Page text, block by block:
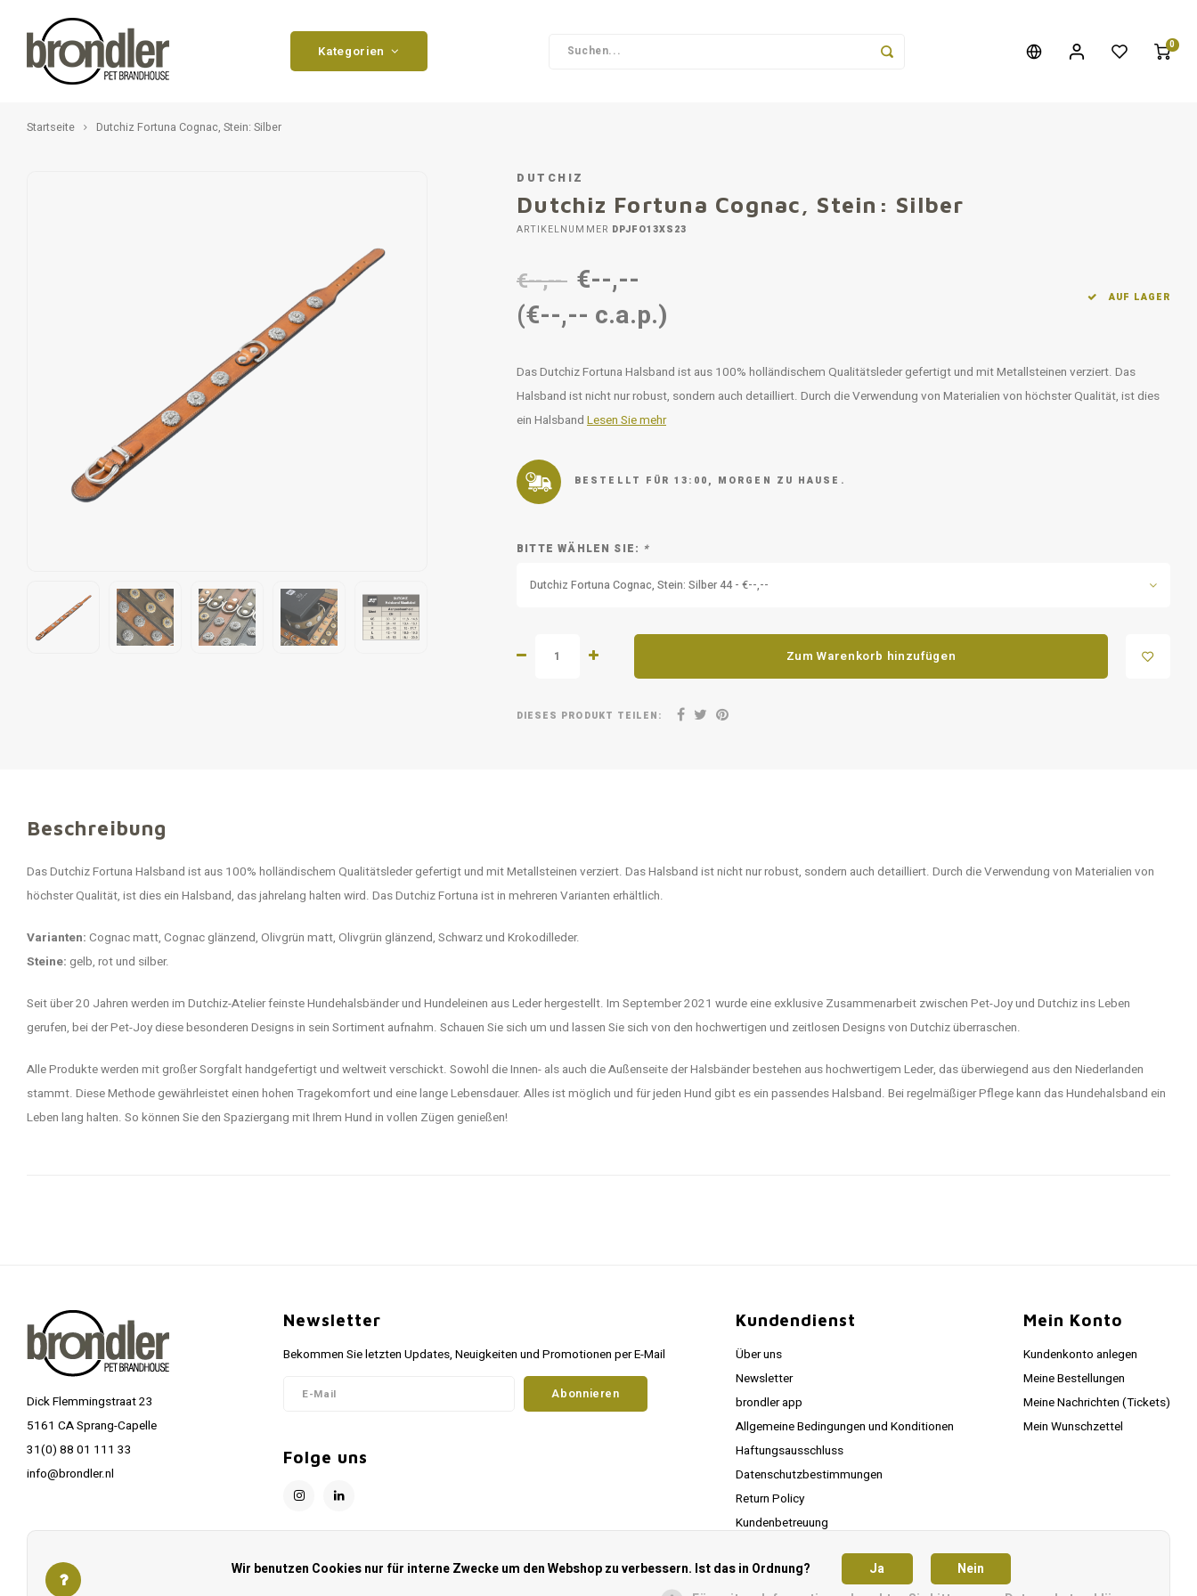
Kategorien 0
Startseite Dutchiz Fortuna Cognac, Stein: Silber
DUTCHIZ
Dutchiz Fortuna Cognac, Stein: Silber
ARTIKELNUMMER DPJFO13XS23
€--,-- €--,--
(€--,-- c.a.p.)
AUF LAGER
Das Dutchiz Fortuna Halsband ist aus 100% holländischem Qualitätsleder gefertigt und mit Metallsteinen verziert. Das
Halsband ist nicht nur robust, sondern auch detailliert. Durch die Verwendung von Materialien von höchster Qualität, ist dies
ein Halsband Lesen Sie mehr
BESTELLT FÜR 13:00, MORGEN ZU HAUSE.
BITTE WÄHLEN SIE: *
Dutchiz Fortuna Cognac, Stein: Silber 44 - €--,--
Zum Warenkorb hinzufügen
DIESES PRODUKT TEILEN:
Beschreibung
Das Dutchiz Fortuna Halsband ist aus 100% holländischem Qualitätsleder gefertigt und mit Metallsteinen verziert. Das Halsband ist nicht nur robust, sondern auch detailliert. Durch die Verwendung von Materialien von
höchster Qualität, ist dies ein Halsband, das jahrelang halten wird. Das Dutchiz Fortuna ist in mehreren Varianten erhältlich.
Varianten: Cognac matt, Cognac glänzend, Olivgrün matt, Olivgrün glänzend, Schwarz und Krokodilleder.
Steine: gelb, rot und silber.
Seit über 20 Jahren werden im Dutchiz-Atelier feinste Hundehalsbänder und Hundeleinen aus Leder hergestellt. Im September 2021 wurde eine exklusive Zusammenarbeit zwischen Pet-Joy und Dutchiz ins Leben
gerufen, bei der Pet-Joy diese besonderen Designs in sein Sortiment aufnahm. Schauen Sie sich um und lassen Sie sich von den hochwertigen und zeitlosen Designs von Dutchiz überraschen.
Alle Produkte werden mit großer Sorgfalt handgefertigt und weltweit verschickt. Sowohl die Innen- als auch die Außenseite der Halsbänder bestehen aus hochwertigem Leder, das überwiegend aus den Niederlanden
stammt. Diese Methode gewährleistet einen hohen Tragekomfort und eine lange Lebensdauer. Alles ist möglich und für jeden Hund gibt es ein passendes Halsband. Bei regelmäßiger Pflege kann das Hundehalsband ein
Leben lang halten. So können Sie den Spaziergang mit Ihrem Hund in vollen Zügen genießen!
Dick Flemmingstraat 23
5161 CA Sprang-Capelle
31(0) 88 01 111 33
info@brondler.nl
Newsletter
Bekommen Sie letzten Updates, Neuigkeiten und Promotionen per E-Mail
Abonnieren
Folge uns
Kundendienst
Über uns
Newsletter
brondler app
Allgemeine Bedingungen und Konditionen
Haftungsausschluss
Datenschutzbestimmungen
Return Policy
Kundenbetreuung
Mein Konto
Kundenkonto anlegen
Meine Bestellungen
Meine Nachrichten (Tickets)
Mein Wunschzettel
Wir benutzen Cookies nur für interne Zwecke um den Webshop zu verbessern. Ist das in Ordnung? Ja
Nein